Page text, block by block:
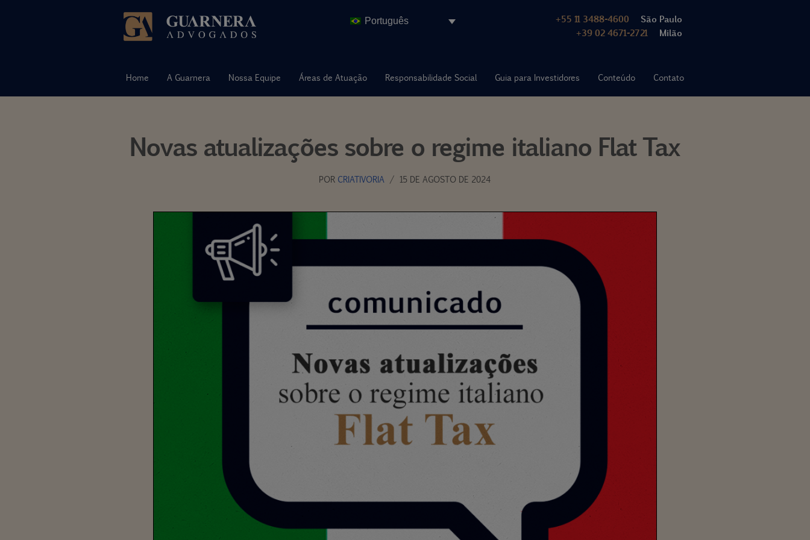
Português +55 11 3488-4600 São Paulo
+39 02 4671-2721 Milão
Home A Guarnera Nossa Equipe Áreas de Atuação Responsabilidade Social Guia para Investidores Conteúdo Contato
Novas atualizações sobre o regime italiano Flat Tax
POR CRIATIVORIA 15 DE AGOSTO DE 2024